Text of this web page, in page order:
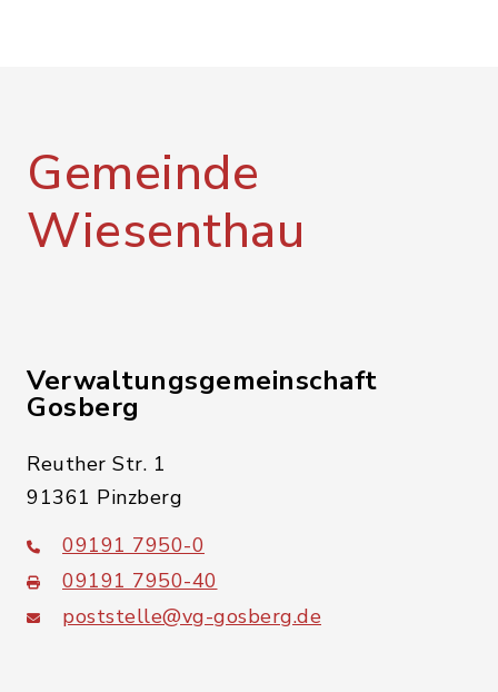
Gemeinde
Wiesenthau
Verwaltungsgemeinschaft
Gosberg
Reuther Str. 1
91361 Pinzberg
09191 7950-0
09191 7950-40
poststelle@vg-gosberg.de